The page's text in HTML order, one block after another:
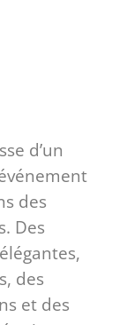
d’un
des
Des
des
et des